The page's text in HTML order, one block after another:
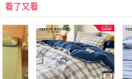
看了又看